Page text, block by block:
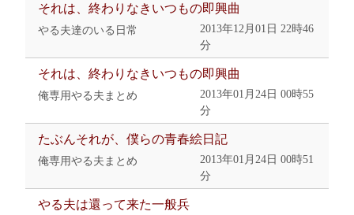
それは、終わりなきいつもの即興曲
やる夫達のいる日常
2013年12月01日 22時46
分
それは、終わりなきいつもの即興曲
俺専用やる夫まとめ
2013年01月24日 00時55
分
たぶんそれが、僕らの青春絵日記
俺専用やる夫まとめ
2013年01月24日 00時51
分
やる夫は還って来た一般兵